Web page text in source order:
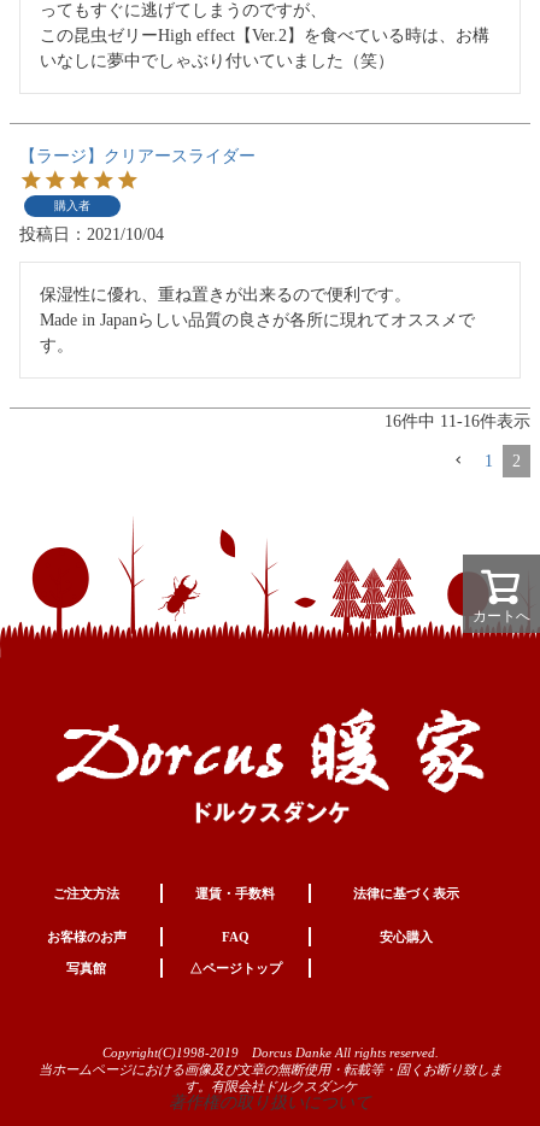
ってもすぐに逃げてしまうのですが、
この昆虫ゼリーHigh effect【Ver.2】を食べている時は、お構
いなしに夢中でしゃぶり付いていました（笑）
【ラージ】クリアースライダー
購入者
投稿日 2021/10/04
保湿性に優れ、重ね置きが出来るので便利です。
Made in Japanらしい品質の良さが各所に現れてオススメで
す。
16件中 11-16件表示
1 2
ご注文方法 運賃・手数料 法律に基づく表示
お客様のお声 FAQ 安心購入
写真館 △ページトップ
Copyright(C)1998-2019 Dorcus Danke All rights reserved.
当ホームページにおける画像及び文章の無断使用・転載等・固くお断り致しま
す。有限会社ドルクスダンケ
著作権の取り扱いについて
カートへ